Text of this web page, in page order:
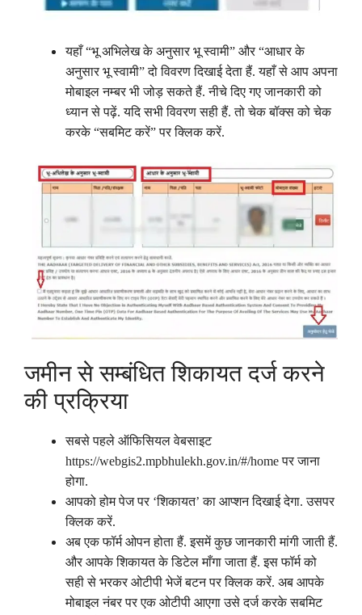
यहाँ “भू अभिलेख के अनुसार भू स्वामी” और “आधार के
अनुसार भू स्वामी” दो विवरण दिखाई देता हैं. यहाँ से आप अपना
मोबाइल नम्बर भी जोड़ सकते हैं. नीचे दिए गए जानकारी को
ध्यान से पढ़ें. यदि सभी विवरण सही हैं. तो चेक बॉक्स को चेक
करके “सबमिट करें” पर क्लिक करें.
जमीन से सम्बंधित शिकायत दर्ज करने
की प्रक्रिया
सबसे पहले ऑफिसियल वेबसाइट
https://webgis2.mpbhulekh.gov.in/#/home पर जाना
होगा.
आपको होम पेज पर ‘शिकायत’ का आप्शन दिखाई देगा. उसपर
क्लिक करें.
अब एक फॉर्म ओपन होता हैं. इसमें कुछ जानकारी मांगी जाती हैं.
और आपके शिकायत के डिटेल माँगा जाता हैं. इस फॉर्म को
सही से भरकर ओटीपी भेजें बटन पर क्लिक करें. अब आपके
मोबाइल नंबर पर एक ओटीपी आएगा उसे दर्ज करके सबमिट